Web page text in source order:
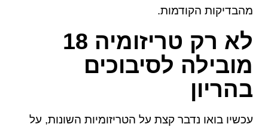
מהבדיקות הקודמות.
לא רק טריזומיה 18
מובילה לסיבוכים
בהריון
עכשיו בואו נדבר קצת על הטריזומיות השונות, על